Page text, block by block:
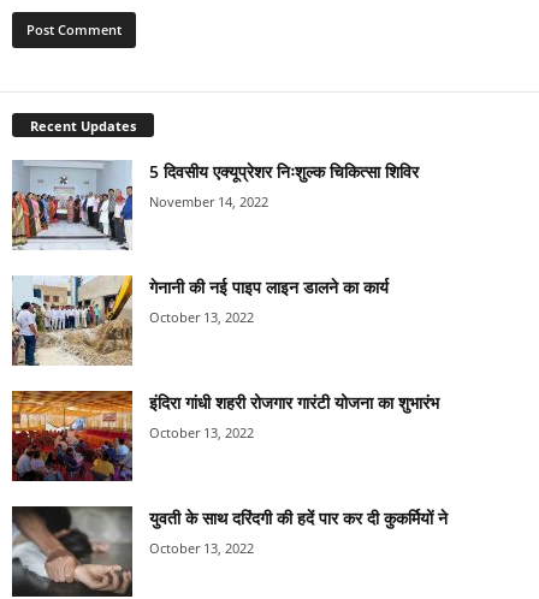
Recent Updates
5 दिवसीय एक्यूप्रेशर निःशुल्क चिकित्सा शिविर
November 14, 2022
गेनानी की नई पाइप लाइन डालने का कार्य
October 13, 2022
इंदिरा गांधी शहरी रोजगार गारंटी योजना का शुभारंभ
October 13, 2022
युवती के साथ दरिंदगी की हदें पार कर दी कुकर्मियों ने
October 13, 2022